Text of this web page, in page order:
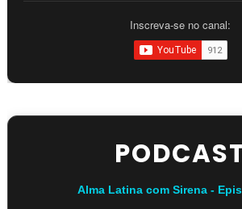
Inscreva-se no canal:
Alma Latina com Sirena -